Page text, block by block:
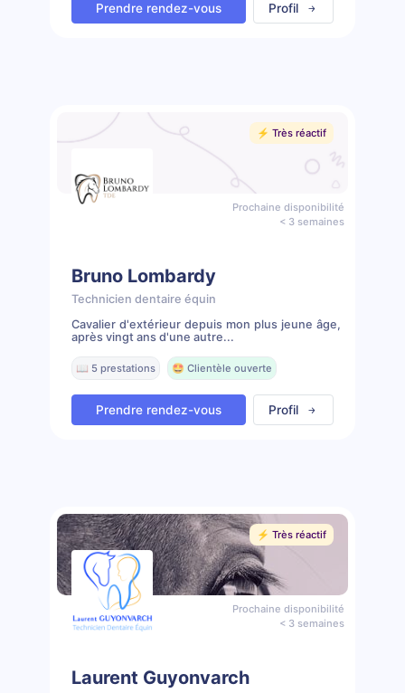
Prendre rendez-vous Profil
⚡️ Très réactif
Prochaine disponibilité
< 3 semaines
Bruno Lombardy
Technicien dentaire équin
Cavalier d'extérieur depuis mon plus jeune âge,
après vingt ans d'une autre...
📖 5 prestations 🤩 Clientèle ouverte
Prendre rendez-vous Profil
⚡️ Très réactif
Prochaine disponibilité
< 3 semaines
Laurent Guyonvarch